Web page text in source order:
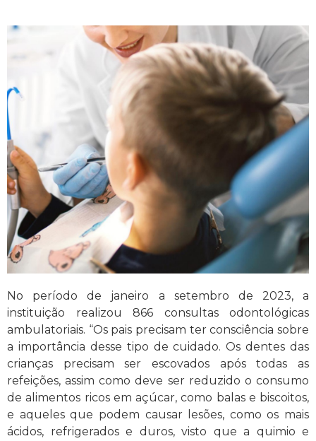
No período de janeiro a setembro de 2023, a
instituição realizou 866 consultas odontológicas
ambulatoriais. “Os pais precisam ter consciência sobre
a importância desse tipo de cuidado. Os dentes das
crianças precisam ser escovados após todas as
refeições, assim como deve ser reduzido o consumo
de alimentos ricos em açúcar, como balas e biscoitos,
e aqueles que podem causar lesões, como os mais
ácidos, refrigerados e duros, visto que a quimio e